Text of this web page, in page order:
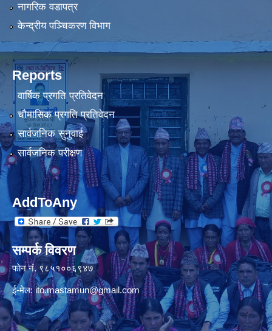
नागरिक वडापत्र
केन्द्रीय पञ्चिकरण विभाग
Reports
वार्षिक प्रगति प्रतिवेदन
चौमासिक प्रगति प्रतिवेदन
सार्वजनिक सुनुवाई
सार्वजनिक परीक्षण
AddToAny
सम्पर्क विवरण
फाेन नंं. ९८५१००६९४७
ई-मेल:ito.mastamun@gmail.com